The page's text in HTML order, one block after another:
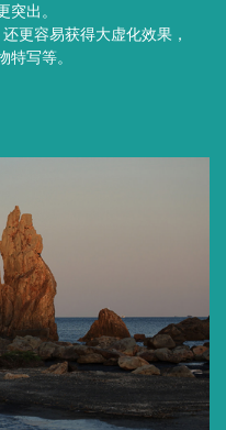
突出。
更容易获得大虚化效果，
特写等。